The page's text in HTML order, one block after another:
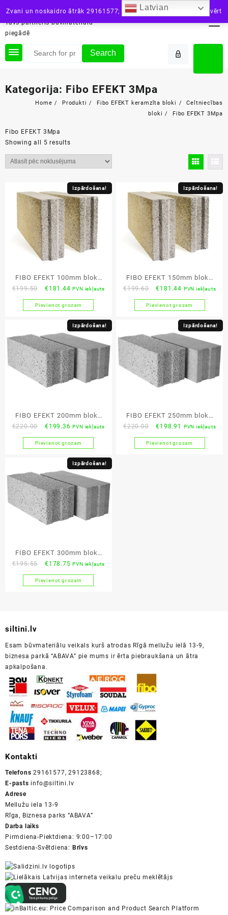
Zvani un noskaidro ātrāk 29161577; vai raksti: info@siltini.lvAizvērt
content
siltini.lv
Tavs partneris būvmateriālu
piegādē
Search
Kategorija: Fibo EFEKT 3Mpa
Home Produkti Fibo EFEKT keramzīta bloki
Celtniecības
bloki
Fibo EFEKT 3Mpa
Fibo EFEKT 3Mpa
Showing all 5 results
Izpārdošana!
FIBO EFEKT 100mm bloks
3MPa (1.2960 m³/pal)
€199.50
Original
price
was:
€199.50.
€181.44Current
price
is:
€181.44.
PVN iekļauts
Pievienot grozam
Izpārdošana!
FIBO EFEKT 150mm bloks
3MPa (1.2960 m³/pal)
€199.60
Original
price
was:
€199.60.
€181.44Current
price
is:
€181.44.
PVN iekļauts
Pievienot grozam
Izpārdošana!
FIBO EFEKT 200mm bloks
3MPa
€220.00
Original
price
was:
€220.00.
€199.36Current
price
is:
€199.36.
PVN iekļauts
Pievienot grozam
Izpārdošana!
FIBO EFEKT 250mm bloks
3MPa
€220.00
Original
price
was:
€198.91 Current
price
is:
PVN iekļauts
Pievienot grozam
Izpārdošana!
FIBO EFEKT 300mm bloks
3MPa
€195.55
Original
price
was:
€178.75Current
price
is:
PVN iekļauts
Pievienot grozam
siltini.lv
Esam būvmateriālu veikals kurš atrodas Rīgā mellužu ielā 13-9,
biznesa parkā “ABAVA” pie mums ir ērta piebraukšana un ātra
apkalpošana.
Kontakti
Telefons 29161577, 29123868;
E-pasts info@siltini.lv
Adrese
Mellužu iela 13-9
Rīga, Biznesa parks “ABAVA”
Darba laiks
Pirmdiena-Piektdiena: 9:00–17:00
Sestdiena-Svētdiena: Brīvs
Latvian